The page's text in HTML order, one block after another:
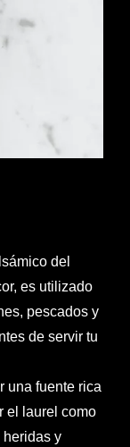
del
es utilizado
pescados y
de servir tu
una fuente rica
el laurel como
heridas y